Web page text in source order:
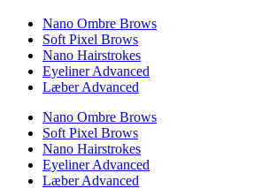
Nano Ombre Brows
Soft Pixel Brows
Nano Hairstrokes
Eyeliner Advanced
Læber Advanced
Nano Ombre Brows
Soft Pixel Brows
Nano Hairstrokes
Eyeliner Advanced
Læber Advanced